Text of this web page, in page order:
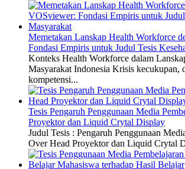
Memetakan Lanskap Health Workforce
Fondasi Empiris untuk Judul Tesis
Konteks Health Workforce dalam
Masyarakat Indonesia Krisis kecukupan,
kompetensi...
Tesis Pengaruh Penggunaan Media
Proyektor dan Liquid Crytal Display
Judul Tesis : Pengaruh Penggunaan
Over Head Proyektor dan Liquid Crytal